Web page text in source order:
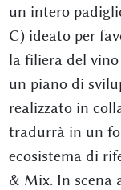
un intero
C) ideato per
la filiera del
un piano di
realizzato in
tradurrà in un
ecosistema di
& Mix. In scena